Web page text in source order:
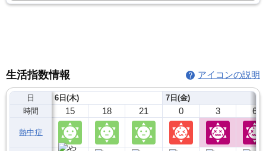
生活指数情報 アイコンの説明
日
時間
熱中症
6日(木)
15 18 21
7日(金)
0 3 6